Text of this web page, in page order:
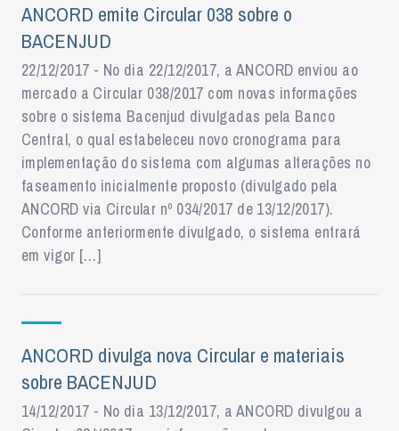
ANCORD emite Circular 038 sobre o
BACENJUD
22/12/2017 - No dia 22/12/2017, a ANCORD enviou ao
mercado a Circular 038/2017 com novas informações
sobre o sistema Bacenjud divulgadas pela Banco
Central, o qual estabeleceu novo cronograma para
implementação do sistema com algumas alterações no
faseamento inicialmente proposto (divulgado pela
ANCORD via Circular nº 034/2017 de 13/12/2017).
Conforme anteriormente divulgado, o sistema entrará
em vigor […]
ANCORD divulga nova Circular e materiais
sobre BACENJUD
14/12/2017 - No dia 13/12/2017, a ANCORD divulgou a